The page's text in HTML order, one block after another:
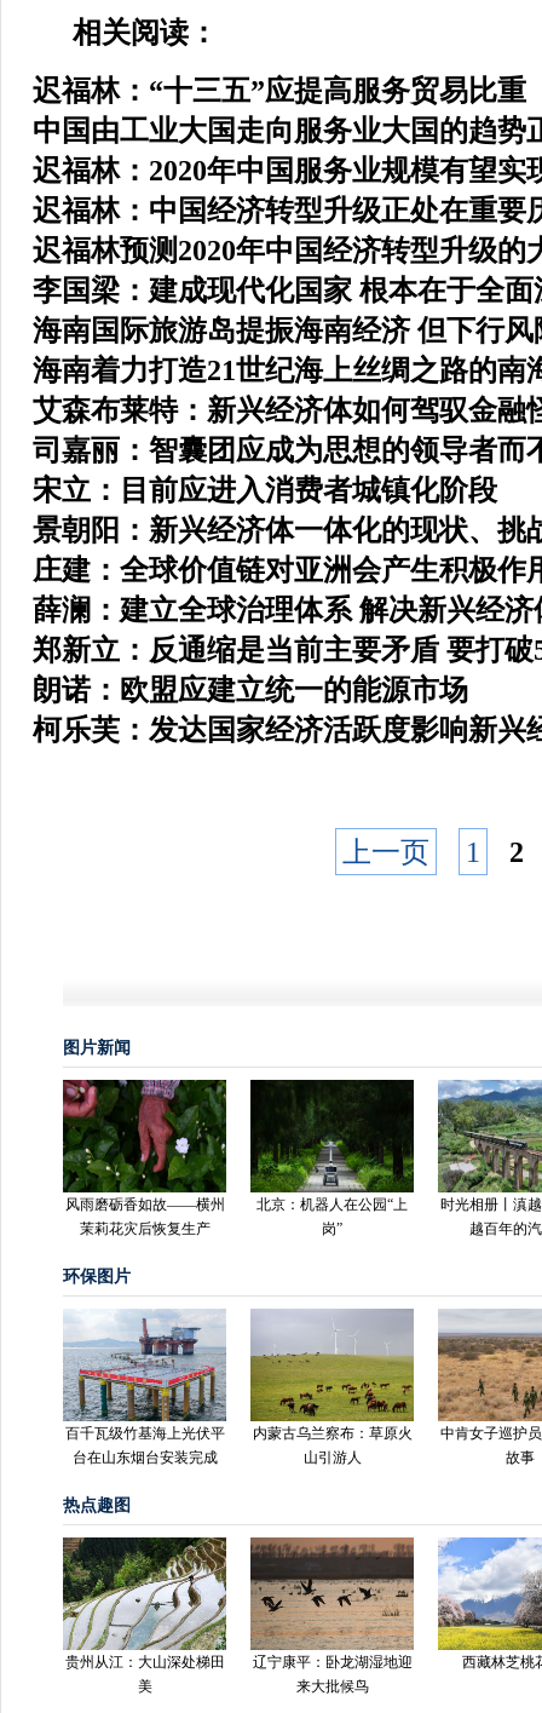
相关阅读：
迟福林：“十三五”应提高服务贸易比重
中国由工业大国走向服务业大国的趋势
迟福林：2020年中国服务业规模有望实
迟福林：中国经济转型升级正处在重要
迟福林预测2020年中国经济转型升级的
李国梁：建成现代化国家 根本在于全面
海南国际旅游岛提振海南经济 但下行风
海南着力打造21世纪海上丝绸之路的南
艾森布莱特：新兴经济体如何驾驭金融
司嘉丽：智囊团应成为思想的领导者而
宋立：目前应进入消费者城镇化阶段
景朝阳：新兴经济体一体化的现状、挑
庄建：全球价值链对亚洲会产生积极作
薛澜：建立全球治理体系 解决新兴经
郑新立：反通缩是当前主要矛盾 要打破
朗诺：欧盟应建立统一的能源市场
柯乐芙：发达国家经济活跃度影响新兴
上一页 1 2